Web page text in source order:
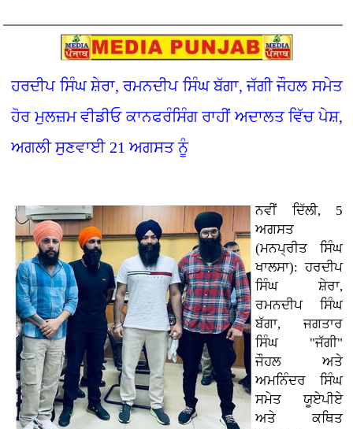
ਹਰਦੀਪ ਸਿੰਘ ਸ਼ੇਰਾ, ਰਮਨਦੀਪ ਸਿੰਘ ਬੱਗਾ, ਜੱਗੀ ਜੌਹਲ ਸਮੇਤ
ਹੋਰ ਮੁਲਜ਼ਮ ਵੀਡੀਓ ਕਾਨਫਰੰਸਿੰਗ ਰਾਹੀਂ ਅਦਾਲਤ ਵਿੱਚ ਪੇਸ਼,
ਅਗਲੀ ਸੁਣਵਾਈ 21 ਅਗਸਤ ਨੂੰ
ਨਵੀਂ ਦਿੱਲੀ, 5
ਅਗਸਤ
(ਮਨਪ੍ਰੀਤ ਸਿੰਘ
ਖਾਲਸਾ): ਹਰਦੀਪ
ਸਿੰਘ ਸ਼ੇਰਾ,
ਰਮਨਦੀਪ ਸਿੰਘ
ਬੱਗਾ, ਜਗਤਾਰ
ਸਿੰਘ "ਜੱਗੀ"
ਜੌਹਲ ਅਤੇ
ਅਮਨਿੰਦਰ ਸਿੰਘ
ਸਮੇਤ ਯੂਏਪੀਏ
ਅਤੇ ਕਥਿਤ